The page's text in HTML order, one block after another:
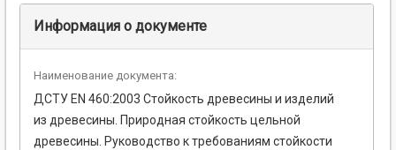
Информация о документе
Наименование документа:
ДСТУ EN 460:2003 Стойкость древесины и изделий
из древесины. Природная стойкость цельной
древесины. Руководство к требованиям стойкости